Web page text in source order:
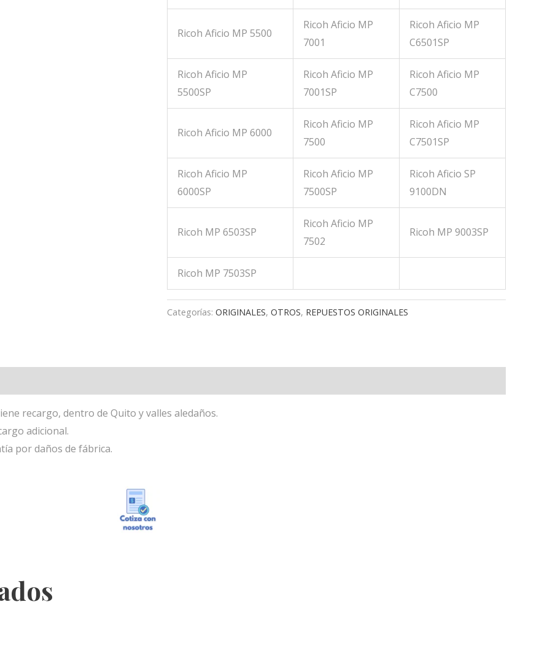
Ricoh Aficio MP 5500
Ricoh Aficio MP
7001
Ricoh Aficio MP
C6501SP
Ricoh Aficio MP
5500SP
Ricoh Aficio MP
7001SP
Ricoh Aficio MP
C7500
Ricoh Aficio MP 6000
Ricoh Aficio MP
7500
Ricoh Aficio MP
C7501SP
Ricoh Aficio MP
6000SP
Ricoh Aficio MP
7500SP
Ricoh Aficio SP
9100DN
Ricoh MP 6503SP
Ricoh Aficio MP
7502
Ricoh MP 9003SP
Ricoh MP 7503SP
Categorías: ORIGINALES, OTROS, REPUESTOS ORIGINALES
recargo, dentro de Quito y valles aledaños.
adicional.
por daños de fábrica.